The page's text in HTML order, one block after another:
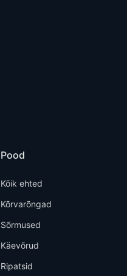
Pood
Kõik ehted
Kõrvarõngad
Sõrmused
Käevõrud
Ripatsid